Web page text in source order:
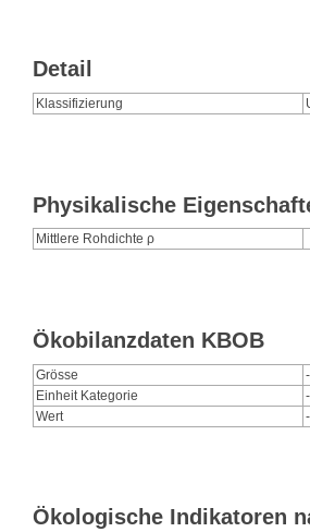
Detail
Klassifizierung
Physikalische
Mittlere Rohdichte ρ
Ökobilanzdaten KBOB
Grösse
-
Einheit Kategorie
-
Wert
-
Ökologische Indikatoren